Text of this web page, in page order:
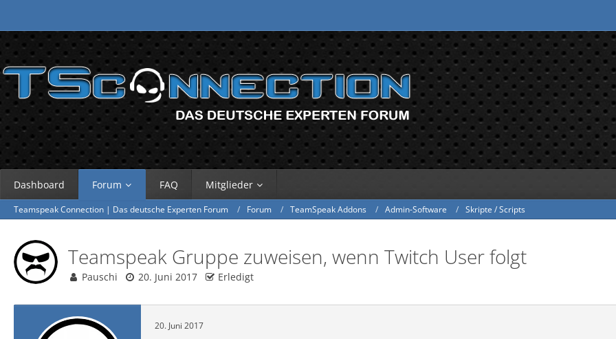
Dashboard Forum FAQ Mitglieder
Teamspeak Connection | Das deutsche Experten Forum Forum TeamSpeak Addons Admin-Software Skripte / Scripts
Teamspeak Gruppe zuweisen, wenn Twitch User folgt
Pauschi 20. Juni 2017 Erledigt
20. Juni 2017